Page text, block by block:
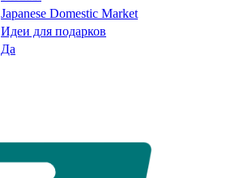
Japanese Domestic Market
Идеи для подарков
Да